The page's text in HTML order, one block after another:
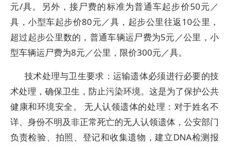
元/具。另外，接尸费的标准为普通车起步价50元／
具，小型车起步价80元／具，起步公里往返10公里，
超过起步公里数的，普通车辆运尸费为5元／公里，小
型车辆运尸费为8元／公里，限价300元／具。
技术处理与卫生要求：运输遗体必须进行必要的技
术处理，确保卫生，防止污染环境。这是为了保护公共
健康和环境安全。 无人认领遗体的处理：对于姓名不
详、身份不明及非正常死亡的无人认领遗体，公安部门
负责检验、拍照、登记和收集遗物，建立DNA检测报